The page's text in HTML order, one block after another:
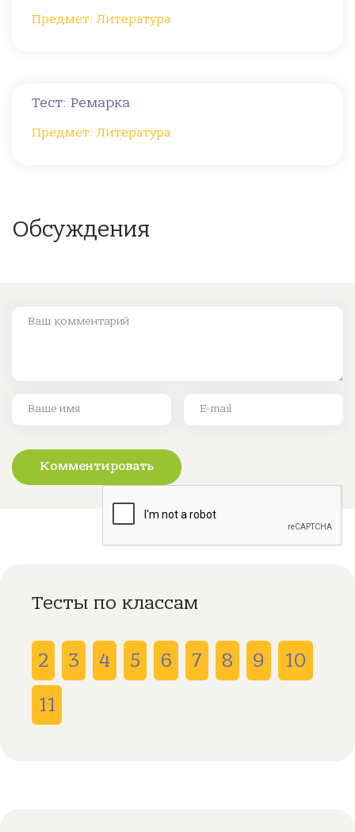
Предмет: Литература
Тест: Ремарка
Предмет: Литература
Обсуждения
Комментировать
Тесты по классам
2 3 4 5 6 7 8 9
10
11